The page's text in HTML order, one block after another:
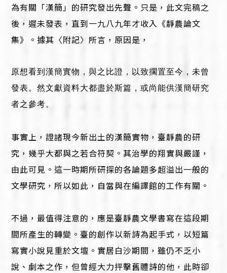
為有關「漢簡」的研究發出先聲。只是，此文完稿之
後，遲未發表，直到一九八九年才收入《靜農論文
集》。據其〈附記〉所言，原因是，
原想看到漢簡實物，與之比證，以致擱置至今，未曾
發表。然文獻資料大都盡於斯篇，或尚能供漢簡研究
者之參考。
事實上，證諸現今新出土的漢簡實物，臺靜農的研
究，幾乎大都與之若合符契。其治學的翔實與嚴謹，
由此可見。這一時期所研探的各論題多超溢出一般的
文學研究，所以如此，自當與在編譯館的工作有關。
不過，最值得注意的，應是臺靜農文學書寫在這段期
間所產生的轉變。臺的創作以新詩為起手式，以短篇
寫實小說見重於文壇。實居白沙期間，雖仍不乏小
說、劇本之作，但曾經大力抨擊舊體詩的他，此時卻